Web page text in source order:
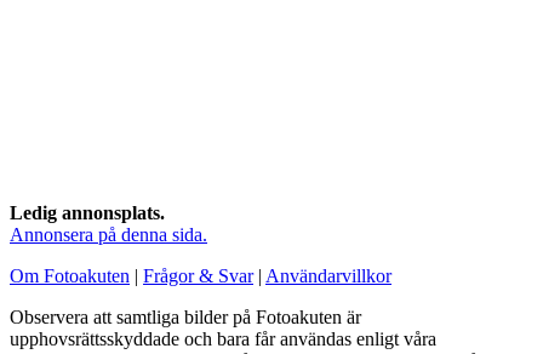
Ledig annonsplats.
Annonsera på denna sida.
Om Fotoakuten | Frågor & Svar| Användarvillkor
Observera att samtliga bilder på Fotoakuten är
upphovsrättsskyddade och bara får användas enligt våra